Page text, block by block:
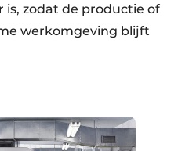
zodat de productie of
werkomgeving blijft